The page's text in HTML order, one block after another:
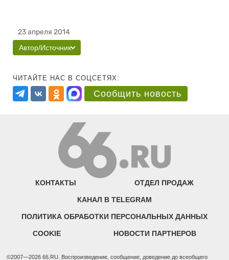
23 апреля 2014
Автор/Источник
ЧИТАЙТЕ НАС В СОЦСЕТЯХ:
Сообщить новость
КОНТАКТЫ ОТДЕЛ ПРОДАЖ
КАНАЛ В TELEGRAM
ПОЛИТИКА ОБРАБОТКИ ПЕРСОНАЛЬНЫХ ДАННЫХ
COOKIE НОВОСТИ ПАРТНЕРОВ
©2007—2026 66.RU. Воспроизведение, сообщение, доведение до всеобщего